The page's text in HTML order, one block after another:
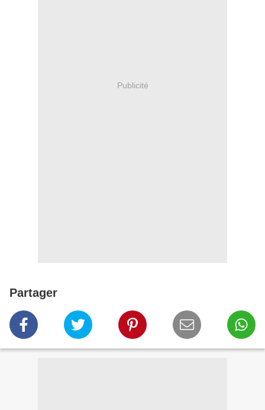
Publicité
Partager